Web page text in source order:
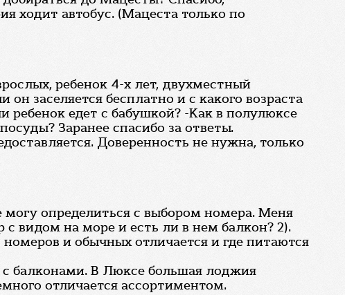
ходит автобус. (Мацеста только по
ребенок 4-х лет, двухместный
заселяется бесплатно и с какого возраста
ребенок едет с бабушкой? -Как в полулюксе
Заранее спасибо за ответы.
Доверенность не нужна, только
определиться с выбором номера. Меня
видом на море и есть ли в нем балкон? 2).
и обычных отличается и где питаются
балконами. В Люксе большая лоджия
отличается ассортиментом.